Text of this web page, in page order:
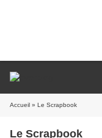
Accueil » Le Scrapbook
Le Scrapbook